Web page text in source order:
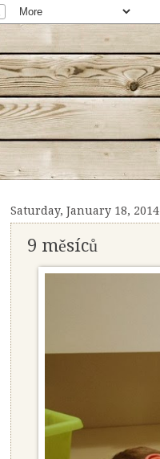
Saturday, January 18, 2014
9 měsíců